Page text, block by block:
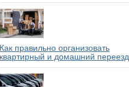
Как правильно организовать
квартирный и домашний переезд